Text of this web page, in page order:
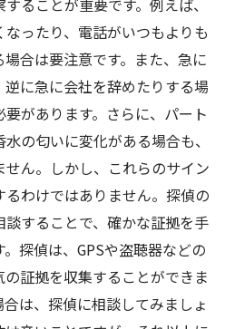
ることが重要です。例えば、
ったり、電話がいつもよりも
合は要注意です。また、急に
に急に会社を辞めたりする場
があります。さらに、パート
の匂いに変化がある場合も、
ん。しかし、これらのサイン
わけではありません。探偵の
することで、確かな証拠を手
探偵は、GPSや盗聴器などの
証拠を収集することができま
は、探偵に相談してみましょ